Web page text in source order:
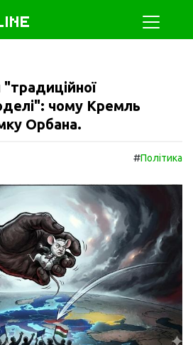
чому Кремль
Орбана.
#Політика